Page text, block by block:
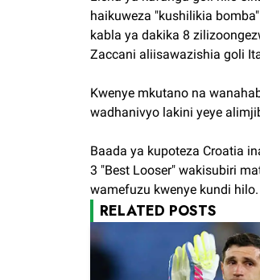
haikuweza "kushilikia
kabla ya dakika 8
Zaccani aliisawazishia goli
Kwenye mkutano na
wadhanivyo lakini yeye
Baada ya kupoteza Croatia
3 "Best Looser" wakisubiri
wamefuzu kwenye kundi hilo.
RELATED POSTS